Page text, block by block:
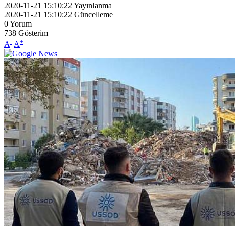
2020-11-21 15:10:22 Yayınlanma
2020-11-21 15:10:22 Güncelleme
0Yorum
738 Gösterim
A- A+